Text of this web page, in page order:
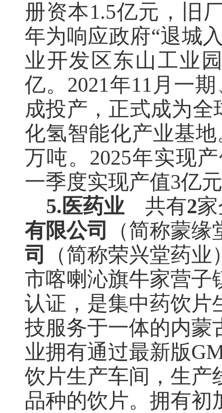
册资本1.5亿元，旧
年为响应政府“退城
业开发区东山工业
亿。2021年11月一
成投产，正式成为
化氢智能化产业基地
万吨。 2025年实现
一季度实现产值3亿
5.医药业
共有2
有限公司
（简称蒙
司
（简称荣兴堂药业
市喀喇沁旗牛家营子
认证，是集中药饮片
技服务于一体的内蒙
业拥有通过最新版
饮片生产车间，生产
品种的饮片。拥有初